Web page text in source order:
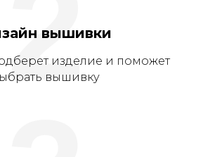
вышивки
изделие и поможет
вышивку